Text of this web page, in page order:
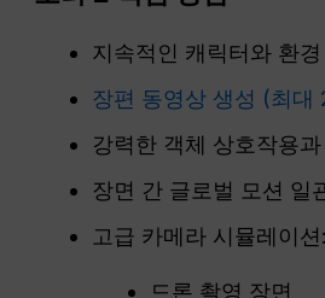
지속적인 캐릭터와 환경
장편 동영상 생성 (최대
강력한 객체 상호작용
장면 간 글로벌 모션 일
고급 카메라 시뮬레이션:
드론 촬영 장면